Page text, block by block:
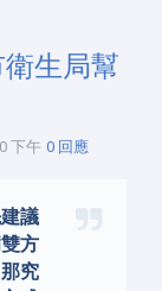
生局幫
下午 0 回應
議
方
究